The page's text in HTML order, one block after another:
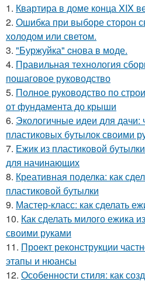
1. Квартира в доме конца XIX
2. Ошибка при выборе сторон
холодом или светом.
3. "Буржуйка" cнова в моде.
4. Правильная технология
пошаговое руководство
5. Полное руководство по
от фундамента до крыши
6. Экологичные идеи для дачи:
пластиковых бутылок своими
7. Ежик из пластиковой
для начинающих
8. Креативная поделка: как
пластиковой бутылки
9. Мастер-класс: как сделать
10. Как сделать милого ежика
своими руками
11. Проект реконструкции
этапы и нюансы
12. Особенности стиля: как